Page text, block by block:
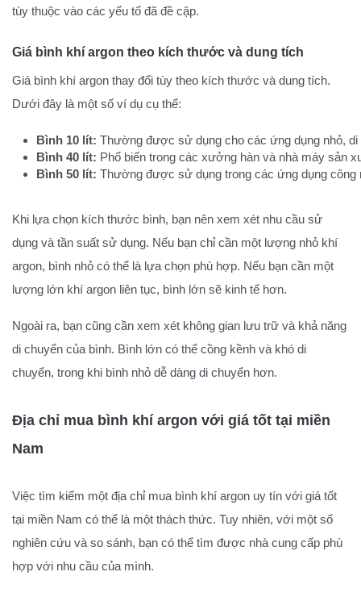
tùy thuộc vào các yếu tố đã đề cập.
Giá bình khí argon theo kích thước và dung tích
Giá bình khí argon thay đổi tùy theo kích thước và dung tích.
Dưới đây là một số ví dụ cụ thể:
Bình 10 lít: Thường được sử dụng cho các ứng dụng nhỏ,
Bình 40 lít: Phổ biến trong các xưởng hàn và nhà máy sản
Bình 50 lít: Thường được sử dụng trong các ứng dụng công
Khi lựa chọn kích thước bình, bạn nên xem xét nhu cầu sử
dụng và tần suất sử dụng. Nếu bạn chỉ cần một lượng nhỏ khí
argon, bình nhỏ có thể là lựa chọn phù hợp. Nếu bạn cần một
lượng lớn khí argon liên tục, bình lớn sẽ kinh tế hơn.
Ngoài ra, bạn cũng cần xem xét không gian lưu trữ và khả năng
di chuyển của bình. Bình lớn có thể cồng kềnh và khó di
chuyển, trong khi bình nhỏ dễ dàng di chuyển hơn.
Địa chỉ mua bình khí argon với giá tốt tại miền
Nam
Việc tìm kiếm một địa chỉ mua bình khí argon uy tín với giá tốt
tại miền Nam có thể là một thách thức. Tuy nhiên, với một số
nghiên cứu và so sánh, bạn có thể tìm được nhà cung cấp phù
hợp với nhu cầu của mình.